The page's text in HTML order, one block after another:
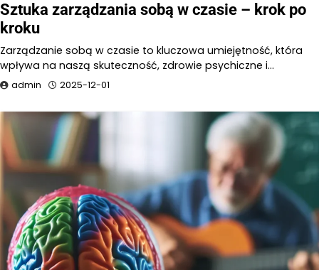
Sztuka zarządzania sobą w czasie – krok po
kroku
Zarządzanie sobą w czasie to kluczowa umiejętność, która
wpływa na naszą skuteczność, zdrowie psychiczne i…
admin 2025-12-01